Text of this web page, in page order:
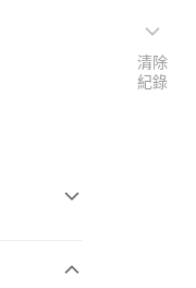
清除
紀錄